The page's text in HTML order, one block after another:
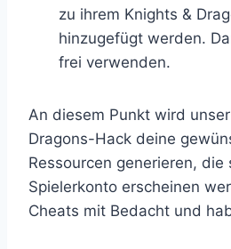
zu ihrem Knights &
hinzugefügt werden.
frei verwenden.
An diesem Punkt wird
Dragons-Hack deine
Ressourcen generieren,
Spielerkonto erscheinen
Cheats mit Bedacht und